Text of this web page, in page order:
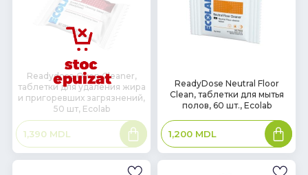
Readydose Oven Cleaner,
таблетки для удаления жира
и пригоревших загрязнений,
50 шт, Ecolab
1,390 MDL
Подробнее
наличии
ReadyDose Neutral Floor
Clean, таблетки для мытья
полов, 60 шт., Ecolab
1,200 MDL
В
корзину